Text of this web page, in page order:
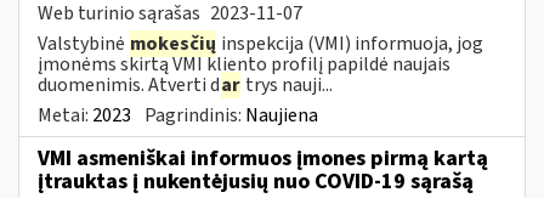
Web turinio sąrašas 2023-11-07
Valstybinė mokesčių inspekcija (VMI) informuoja, jog
įmonėms skirtą VMI kliento profilį papildė naujais
duomenimis. Atverti dar trys nauji...
Metai: 2023 Pagrindinis: Naujiena
VMI asmeniškai informuos įmones pirmą kartą
įtrauktas į nukentėjusių nuo COVID-19 sąrašą